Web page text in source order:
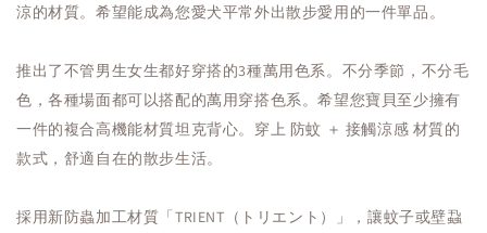
涼的材質。希望能成為您愛犬平常外出散步愛用的一件單品。
推出了不管男生女生都好穿搭的3種萬用色系。不分季節，不分毛
色，各種場面都可以搭配的萬用穿搭色系。希望您寶貝至少擁有
一件的複合高機能材質坦克背心。穿上 防蚊 ＋ 接觸涼感 材質的
款式，舒適自在的散步生活。
採用新防蟲加工材質「TRIENT（トリエント）」，讓蚊子或壁蝨